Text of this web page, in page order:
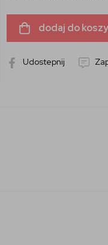
dodaj do
Udostepnij